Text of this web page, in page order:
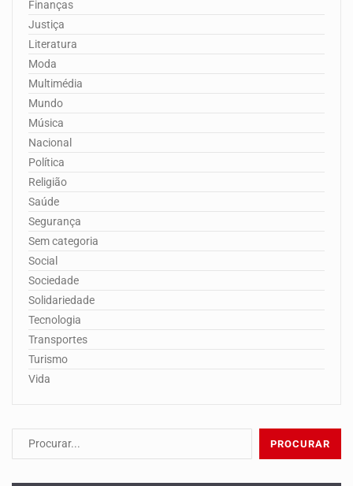
Finanças
Justiça
Literatura
Moda
Multimédia
Mundo
Música
Nacional
Política
Religião
Saúde
Segurança
Sem categoria
Social
Sociedade
Solidariedade
Tecnologia
Transportes
Turismo
Vida